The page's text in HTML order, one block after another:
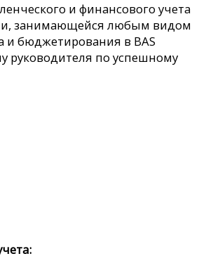
и финансового учета
занимающейся любым видом
и бюджетирования в BAS
руководителя по успешному